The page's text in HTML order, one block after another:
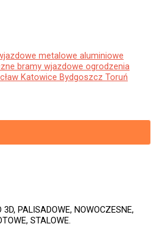
Bramy
Płoty
Frontowe
PALISADOWE, NOWOCZESNE,
STALOWE.